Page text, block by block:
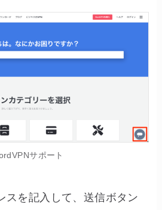
サポート
スを記入して、送信ボタン